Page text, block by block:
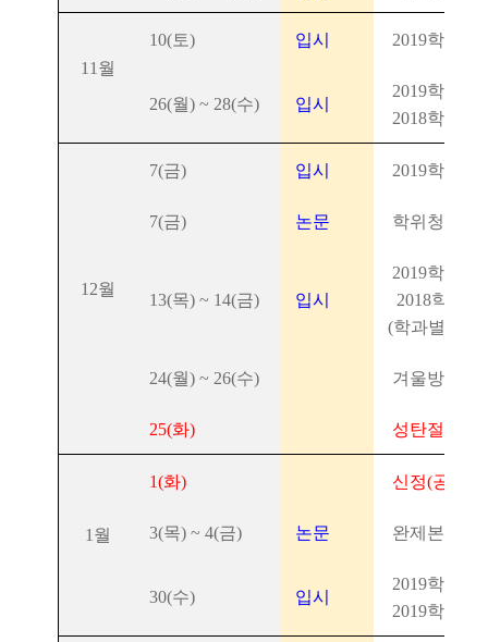
11월
10(토) 입시 2019학년도
26(월) ~ 28(수) 입시
2019학년도
2018학년도
12월
7(금) 입시 2019학년도
7(금) 논문 학위청구논
13(목) ~ 14(금) 입시
2019학년도
2018학년
(학과별)
24(월) ~ 26(수) 겨울방학 시
25(화) 성탄절(공휴
1월
1(화) 신정(공휴일
3(목) ~ 4(금) 논문 완제본 논문
30(수) 입시
2019학년도
2019학년도